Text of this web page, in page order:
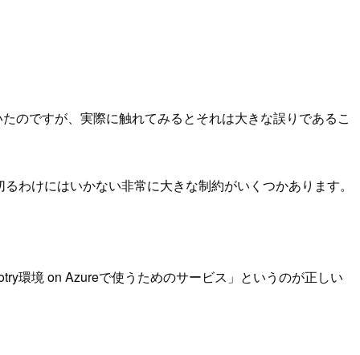
のですが、実際に触れてみるとそれは大きな誤りであるこ
けにはいかない非常に大きな制約がいくつかあります。
環境 on Azureで使うためのサービス」というのが正しい